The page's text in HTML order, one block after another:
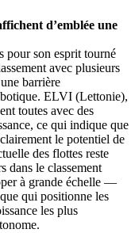
d’emblée une
pour son esprit tourné
avec plusieurs
barrière
ELVI (Lettonie),
toutes avec des
ce qui indique que
le potentiel de
des flottes reste
dans le classement
à grande échelle —
qui positionne les
les plus